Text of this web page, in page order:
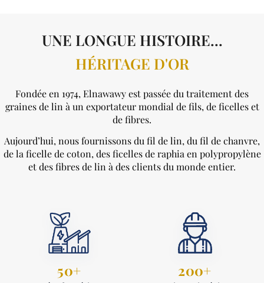
UNE LONGUE HISTOIRE...
HÉRITAGE D'OR
Fondée en 1974, Elnawawy est passée du traitement des
graines de lin à un exportateur mondial de fils, de ficelles et
de fibres.
Aujourd’hui, nous fournissons du fil de lin, du fil de chanvre,
de la ficelle de coton, des ficelles de raphia en polypropylène
et des fibres de lin à des clients du monde entier.
50+ 200+